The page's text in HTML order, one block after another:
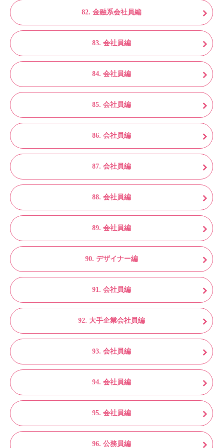
82. 金融系会社員編
83. 会社員編
84. 会社員編
85. 会社員編
86. 会社員編
87. 会社員編
88. 会社員編
89. 会社員編
90. デザイナー編
91. 会社員編
92. 大手企業会社員編
93. 会社員編
94. 会社員編
95. 会社員編
96. 公務員編